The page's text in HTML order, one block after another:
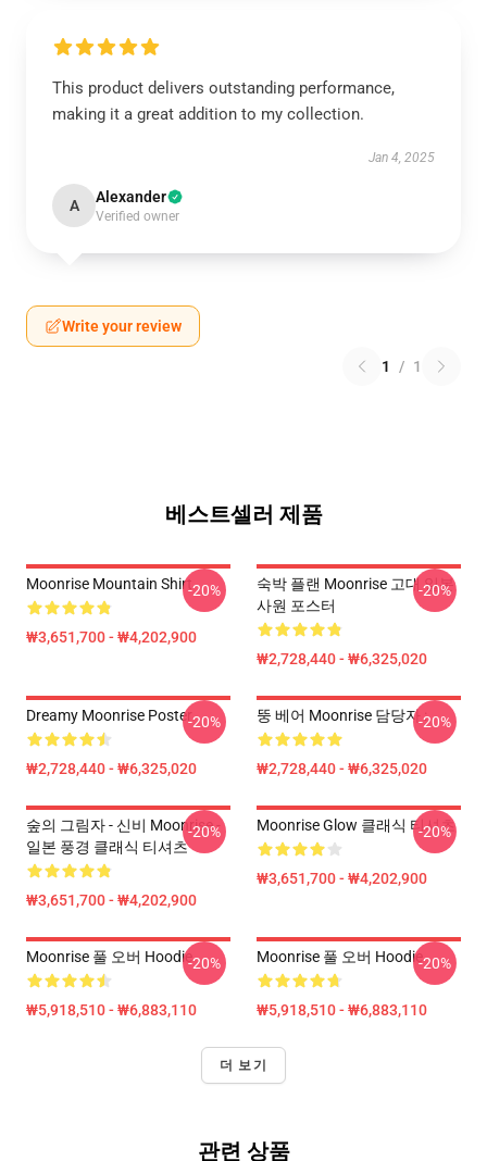
This product delivers outstanding performance,
making it a great addition to my collection.
Jan 4, 2025
A Alexander
Verified owner
Write your review
1 / 1
베스트셀러 제품
Moonrise Mountain Shirt
₩3,651,700 - ₩4,202,900
-20%
숙박 플랜 Moonrise 고대 일본
사원 포스터
₩2,728,440 - ₩6,325,020
-20%
Dreamy Moonrise Poster
₩2,728,440 - ₩6,325,020
-20% 뚱 베어 Moonrise 담당자 :
₩2,728,440 - ₩6,325,020
-20%
숲의 그림자 - 신비 Moonrise -
일본 풍경 클래식 티셔츠
₩3,651,700 - ₩4,202,900
-20% Moonrise Glow 클래식 티셔츠
₩3,651,700 - ₩4,202,900
-20%
Moonrise 풀 오버 Hoodie
₩5,918,510 - ₩6,883,110
-20% Moonrise 풀 오버 Hoodie
₩5,918,510 - ₩6,883,110
-20%
더 보기
관련 상품